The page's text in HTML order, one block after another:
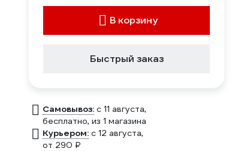
В корзину
Быстрый заказ
Самовывоз: c 11 августа,
бесплатно, из 1 магазина
Курьером: c 12 августа,
от 290 ₽